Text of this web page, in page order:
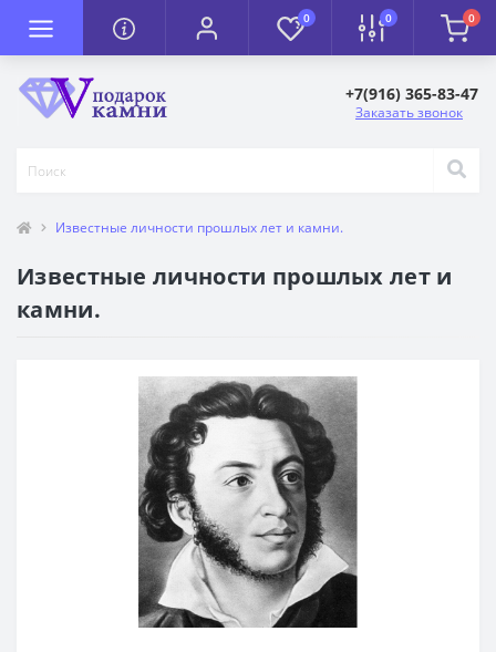
0 0 0
+7(916) 365-83-47
Заказать звонок
Известные личности прошлых лет и камни.
Известные личности прошлых лет и
камни.